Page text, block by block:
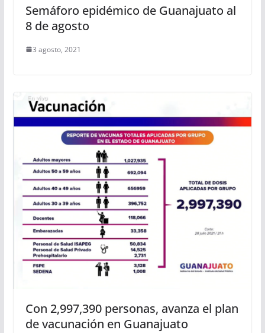
Semáforo epidémico de Guanajuato al
8 de agosto
3 agosto, 2021
Con 2,997,390 personas, avanza el plan
de vacunación en Guanajuato